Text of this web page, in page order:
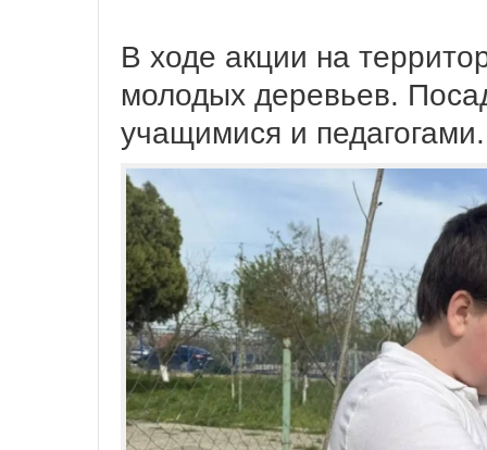
В ходе акции на
молодых деревьев.
учащимися и педагогами.